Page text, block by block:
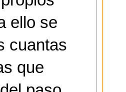
ello se
cuantas
que